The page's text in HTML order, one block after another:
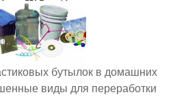
бутылок в домашних
виды для переработки